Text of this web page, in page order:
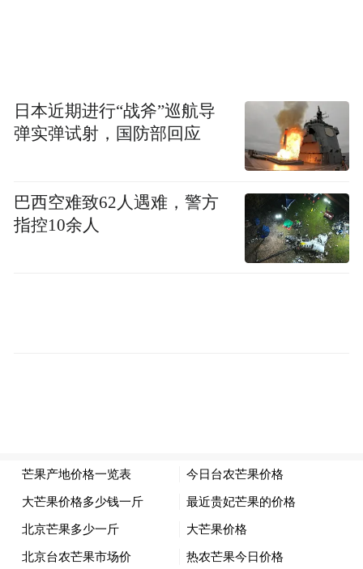
量，早已离开。“爱国者”导弹营回到了驻韩
美军基地，美国海军的所有航母战斗群都在
其他战区执行任务。亲自指挥了上述部署的
原美军中央司令部司令迈克尔·库里拉，也在
2025年8月退役，他的副手、长期在中东指挥
美国海军作战的布拉德·库珀接任。
被劝说暂时不要做出决定，而美军则在总统
的要求下开始了密集调动。
据专业媒体《美国海军学会新闻》（USNI
日本近期进行“战斧”巡航导
弹实弹试射，国防部回应
巴西空难致62人遇难，警方
指控10余人